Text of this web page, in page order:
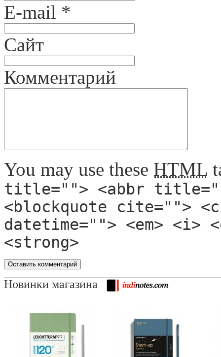
E-mail *
Сайт
Комментарий
You may use these HTML
title=""> <abbr
<blockquote cite="">
datetime=""> <em>
<strong>